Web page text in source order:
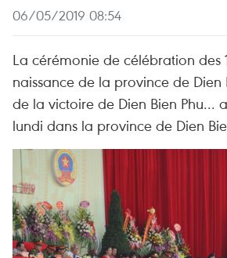
06/05/2019 08:54
La cérémonie de célébration des
naissance de la province de Dien
de la victoire de Dien Bien Phu...
lundi dans la province de Dien